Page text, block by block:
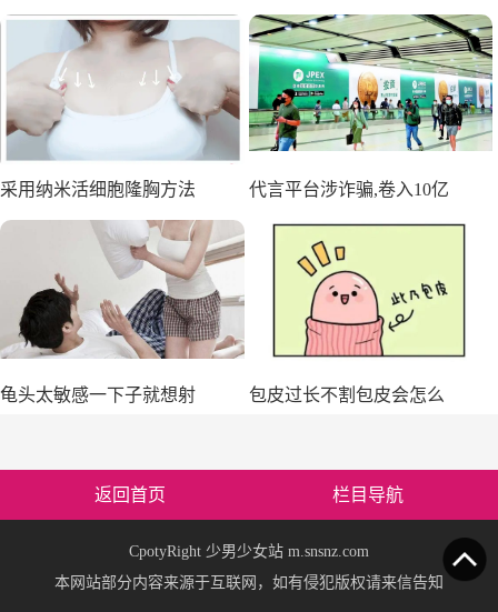
采用纳米活细胞隆胸方法 代言平台涉诈骗,卷入10亿
龟头太敏感一下子就想射 包皮过长不割包皮会怎么
返回首页 栏目导航
CpotyRight 少男少女站 m.snsnz.com
本网站部分内容来源于互联网，如有侵犯版权请来信告知